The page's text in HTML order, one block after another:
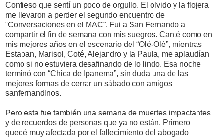
Confieso que sentí un poco de orgullo. El olvido y la flojera
me llevaron a perder el segundo encuentro de
“Conversaciones en el MAC”. Fui a San Fernando a
compartir el fin de semana con mis suegros. Canté como en
mis mejores años en el escenario del “Olé-Olé”, mientras
Estaban, Marisol, Coté, Alejandro y la Paula, me aplaudían
como si no estuviera desafinando de lo lindo. Esa noche
terminó con “Chica de Ipanema”, sin duda una de las
mejores formas de cerrar un sábado con amigos
sanfernandinos.
Pero esta fue también una semana de muertes impactantes
y de recuerdos de personas que ya no están. Primero
quedé muy afectada por el fallecimiento del abogado